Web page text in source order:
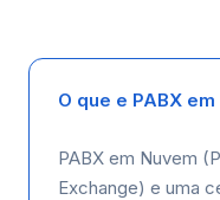
O que e PABX
PABX em Nuvem
Exchange) e uma